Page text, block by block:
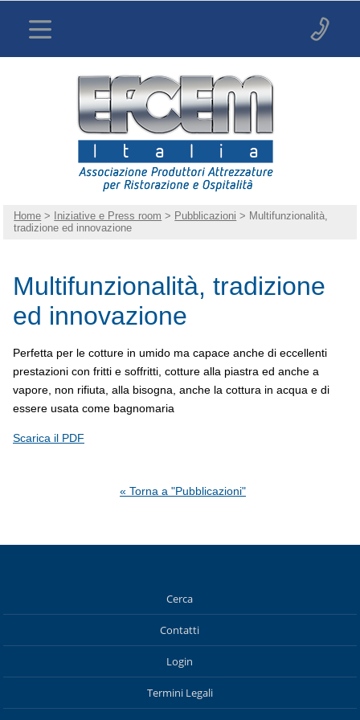
Home > Iniziative e Press room > Pubblicazioni > Multifunzionalità,
tradizione ed innovazione
Multifunzionalità, tradizione
ed innovazione
Perfetta per le cotture in umido ma capace anche di eccellenti
prestazioni con fritti e soffritti, cotture alla piastra ed anche a
vapore, non rifiuta, alla bisogna, anche la cottura in acqua e di
essere usata come bagnomaria
Scarica il PDF
« Torna a "Pubblicazioni"
Cerca
Contatti
Login
Termini Legali